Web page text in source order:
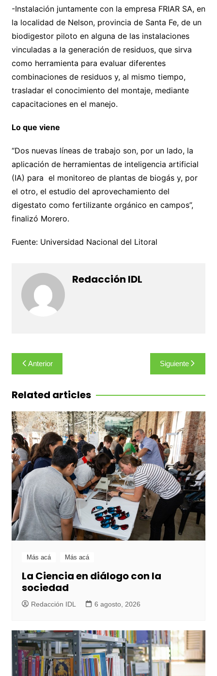
-Instalación juntamente con la empresa FRIAR SA, en
la localidad de Nelson, provincia de Santa Fe, de un
biodigestor piloto en alguna de las instalaciones
vinculadas a la generación de residuos, que sirva
como herramienta para evaluar diferentes
combinaciones de residuos y, al mismo tiempo,
trasladar el conocimiento del montaje, mediante
capacitaciones en el manejo.
Lo que viene
“Dos nuevas líneas de trabajo son, por un lado, la
aplicación de herramientas de inteligencia artificial
(IA) para el monitoreo de plantas de biogás y, por
el otro, el estudio del aprovechamiento del
digestato como fertilizante orgánico en campos”,
finalizó Morero.
Fuente: Universidad Nacional del Litoral
Redacción IDL
Navegación
de
entradas
Anterior Siguiente
Related articles
Más acá Más acá
La Ciencia en diálogo con la
sociedad
Redacción IDL 6 agosto, 2026